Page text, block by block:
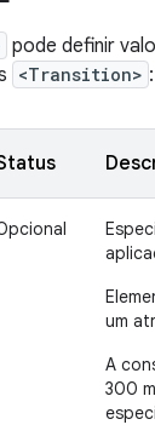
pode definir
<Transition> :
um
A
300